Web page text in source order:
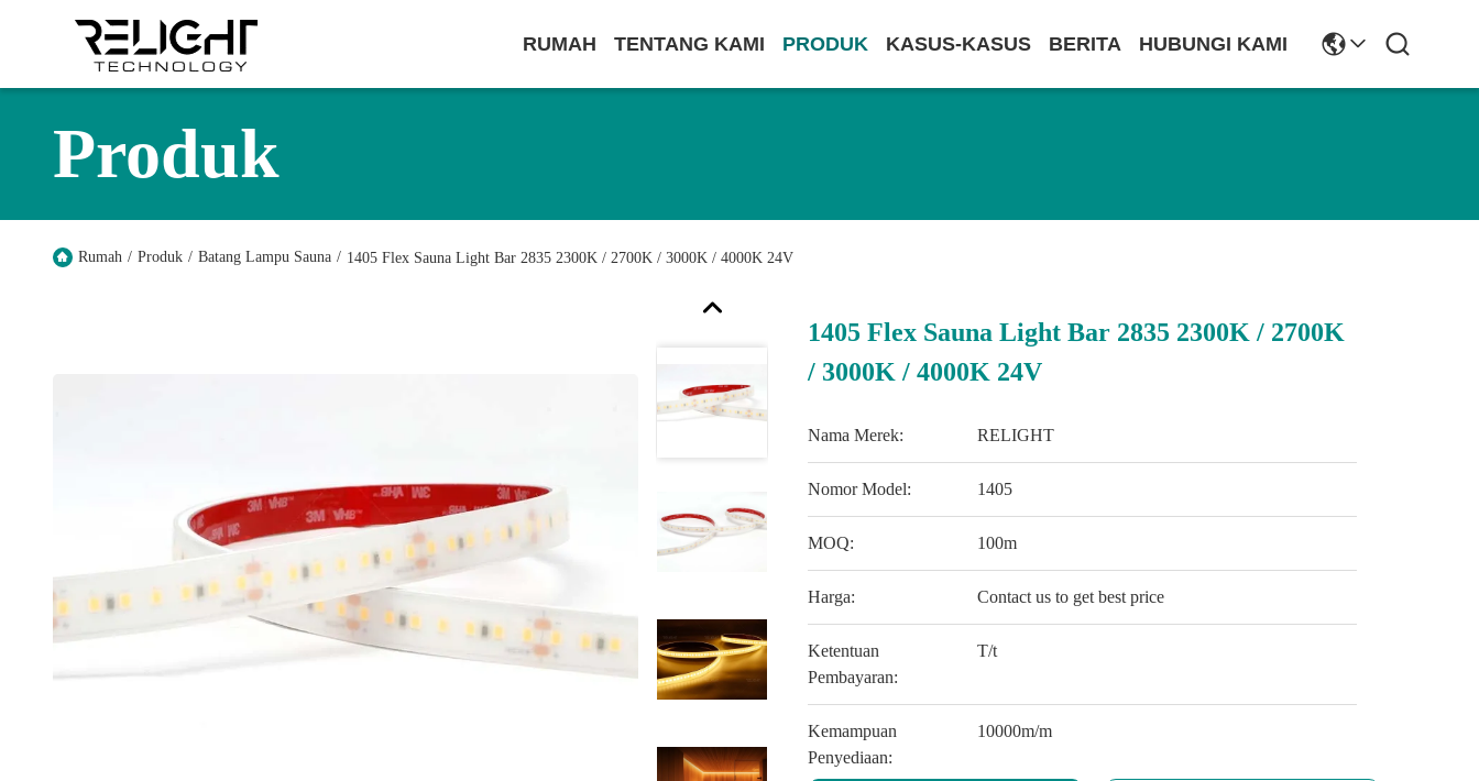
RUMAH TENTANG KAMI PRODUK KASUS-KASUS BERITA HUBUNGI KAMI
Produk
Rumah / Produk / Batang Lampu Sauna / 1405 Flex Sauna Light Bar 2835 2300K / 2700K / 3000K / 4000K 24V
1405 Flex Sauna Light Bar 2835 2300K / 2700K
/ 3000K / 4000K 24V
Nama Merek: RELIGHT
Nomor Model: 1405
MOQ: 100m
Harga: Contact us to get best price
Ketentuan
Pembayaran:
T/t
Kemampuan
Penyediaan:
10000m/m